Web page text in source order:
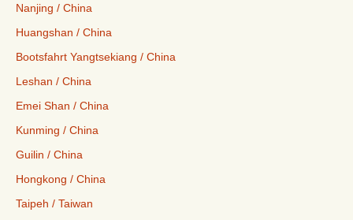
Nanjing / China
Huangshan / China
Bootsfahrt Yangtsekiang / China
Leshan / China
Emei Shan / China
Kunming / China
Guilin / China
Hongkong / China
Taipeh / Taiwan